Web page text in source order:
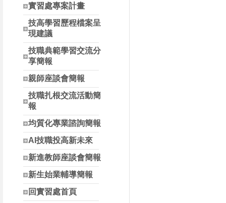
實習處專案計畫
技高學習歷程檔案呈
現建議
技職典範學習交流分
享簡報
親師座談會簡報
技職扎根交流活動簡
報
均質化專業諮詢簡報
AI技職投高新未來
新進教師座談會簡報
新生始業輔導簡報
回實習處首頁